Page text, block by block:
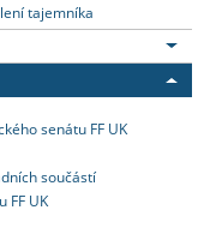
tajemníka
senátu FF UK
součástí
FF UK